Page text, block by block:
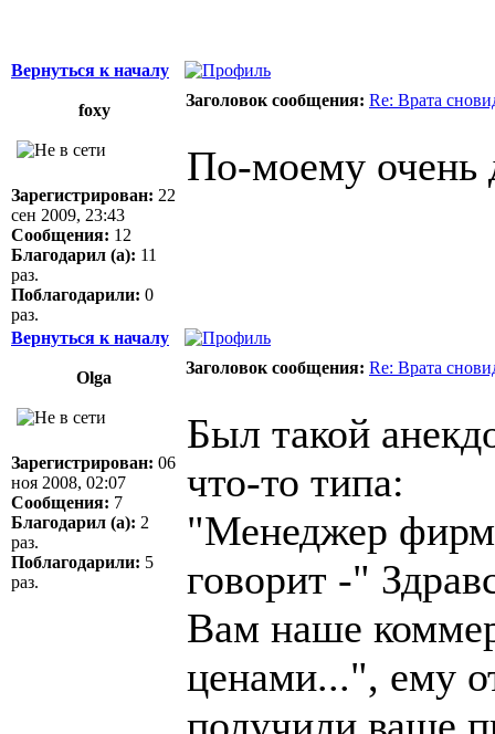
Вернуться к началу
foxy
Заголовок сообщения: Re: Врата
Зарегистрирован: 22
сен 2009, 23:43
Сообщения: 12
Благодарил (а): 11
раз.
Поблагодарили: 0
раз.
По-моему очень
Вернуться к началу
Olga
Заголовок сообщения: Re: Врата
Зарегистрирован: 06
ноя 2008, 02:07
Сообщения: 7
Благодарил (а): 2
раз.
Поблагодарили: 5
раз.
Был такой
что-то типа:
"Менеджер
говорит -"
Вам наше
ценами...", ему